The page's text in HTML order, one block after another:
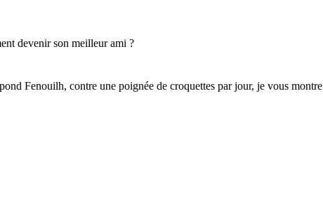
devenir son meilleur ami ?
Fenouilh, contre une poignée de croquettes par jour, je vous montre